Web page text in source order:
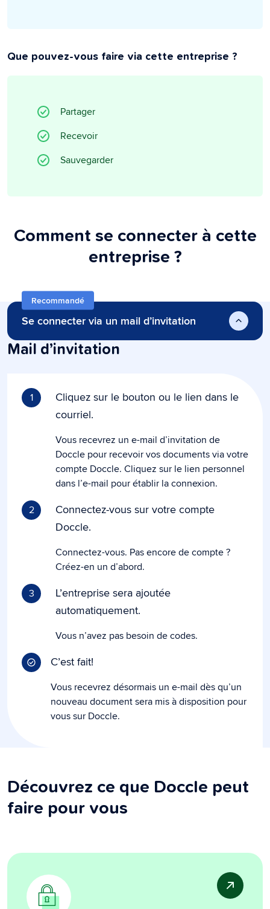
Que pouvez-vous faire via cette entreprise ?
Partager
Recevoir
Sauvegarder
Comment se connecter à cette
entreprise ?
Recommandé
Se connecter via un mail d’invitation
Mail d’invitation
1
Cliquez sur le bouton ou le lien dans le
courriel.
Vous recevrez un e-mail d’invitation de
Doccle pour recevoir vos documents via votre
compte Doccle. Cliquez sur le lien personnel
dans l’e-mail pour établir la connexion.
2
Connectez-vous sur votre compte
Doccle.
Connectez-vous. Pas encore de compte ?
Créez-en un d’abord.
3
L’entreprise sera ajoutée
automatiquement.
Vous n’avez pas besoin de codes.
C’est fait!
Vous recevrez désormais un e-mail dès qu’un
nouveau document sera mis à disposition pour
vous sur Doccle.
Découvrez ce que Doccle peut
faire pour vous